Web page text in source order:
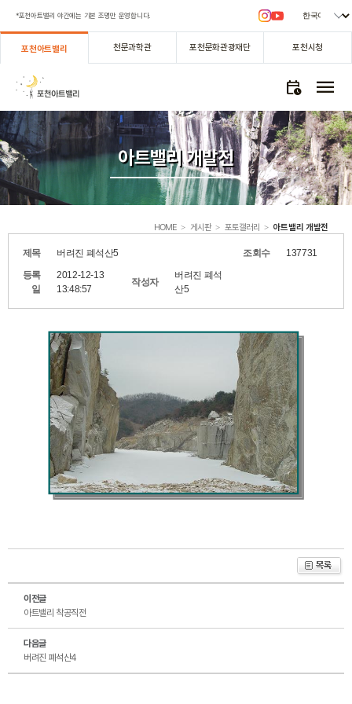
포천아트밸리 천문과학관 포천문화관광재단 포천시청
*포천아트밸리 야간에는 기본 조명만 운영합니다.
menu
calendar_clock
아트밸리 개발전
HOME > 게시판 > 포토갤러리 > 아트밸리 개발전
제목 버려진 폐석산5 조회수
137731
등록
일
2012-12-13
13:48:57
작성자
버려진 폐석
산5
이전글
아트밸리 착공직전
다음글
버려진 폐석산4